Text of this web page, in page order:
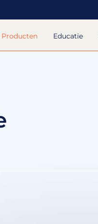
Producten Educatie